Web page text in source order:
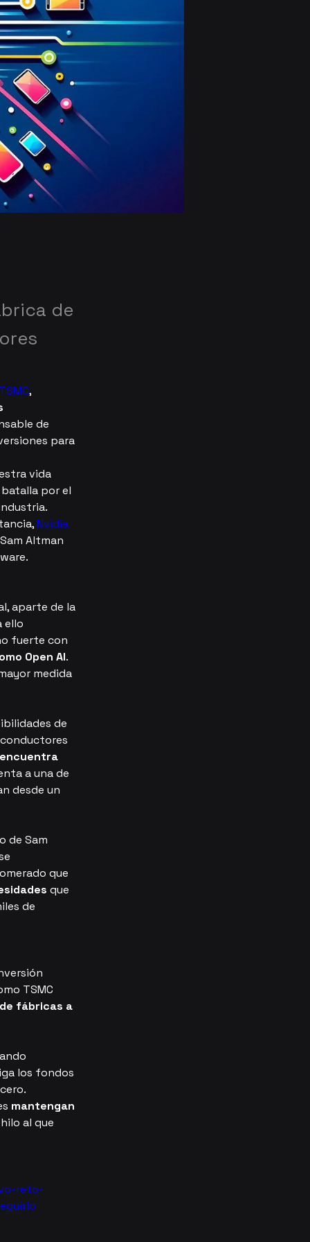
de
,
de
para
vida
por el
Nvidia
Sam Altman
aparte de la
ello
fuerte con
Open AI.
medida
de
a una de
desde un
de Sam
que
que
de
TSMC
fábricas a
los fondos
mantengan
al que
reto-